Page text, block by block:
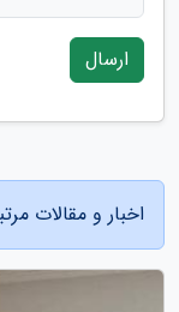
ارسال
اخبار و مقالات